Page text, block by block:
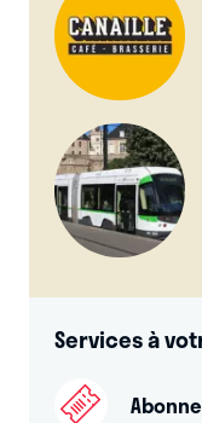
Services à